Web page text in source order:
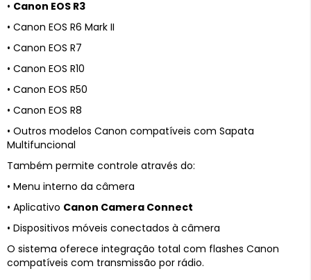
• Canon EOS R3
• Canon EOS R6 Mark II
• Canon EOS R7
• Canon EOS R10
• Canon EOS R50
• Canon EOS R8
• Outros modelos Canon compatíveis com Sapata
Multifuncional
Também permite controle através do:
• Menu interno da câmera
• Aplicativo Canon Camera Connect
• Dispositivos móveis conectados à câmera
O sistema oferece integração total com flashes Canon
compatíveis com transmissão por rádio.